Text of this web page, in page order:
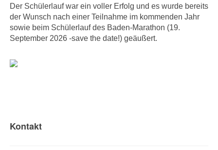
Der Schülerlauf war ein voller Erfolg und es wurde bereits
der Wunsch nach einer Teilnahme im kommenden Jahr
sowie beim Schülerlauf des Baden-Marathon (19.
September 2026 -save the date!) geäußert.
Kontakt